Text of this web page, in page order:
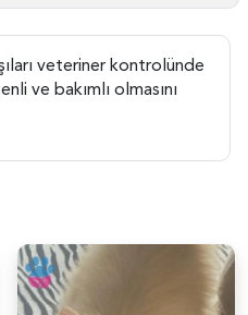
veteriner kontrolünde
ve bakımlı olmasını